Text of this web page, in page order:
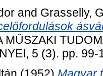
and Grasselly,
MŰSZAKI
5 (3). pp.